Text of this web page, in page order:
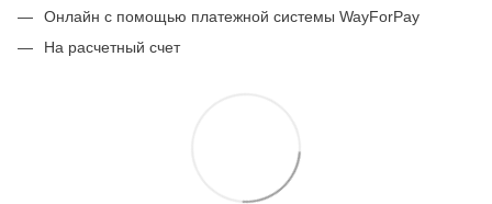
Онлайн с помощью платежной системы WayForPay
На расчетный счет